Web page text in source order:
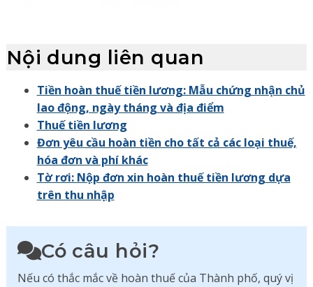
Nội dung liên quan
Tiền hoàn thuế tiền lương: Mẫu chứng nhận chủ
lao động, ngày tháng và địa điểm
Thuế tiền lương
Đơn yêu cầu hoàn tiền cho tất cả các loại thuế,
hóa đơn và phí khác
Tờ rơi: Nộp đơn xin hoàn thuế tiền lương dựa
trên thu nhập
Có câu hỏi?
Nếu có thắc mắc về hoàn thuế của Thành phố, quý vị